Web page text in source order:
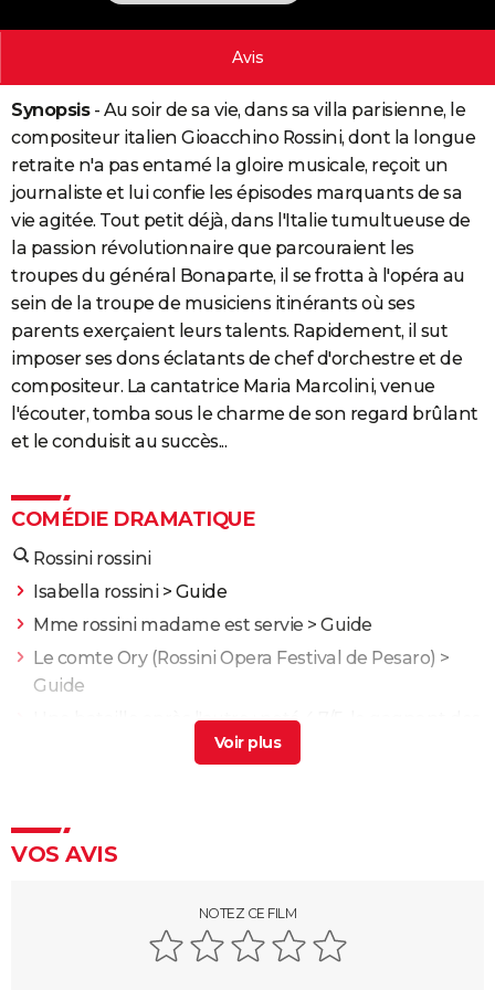
PHOTO
BONS PLANS
CARTE DE VOEUX
Carte de Noël
Carte Bonne année
Carte Saint-Valentin
Carte Pâques
Carte d'anniversaire
Dictionnaire
Biographies
Citations
Expressions
Proverbes
PROGRAMME TV
COPAINS D'AVANT
S'inscrire
Se connecter
Lycées
Collèges
Primaires
Universités
Entreprises
Service militaire
Avis de recherche
AVIS DE DÉCÈS
FORUM
Bricolage
Lifestyle
Culture
Sport
Auto
Television
Voyage
Cinema
Avis
Synopsis- Au soir de sa vie, dans sa villa parisienne, le
compositeur italien Gioacchino Rossini, dont la longue
retraite n'a pas entamé la gloire musicale, reçoit un
journaliste et lui confie les épisodes marquants de sa
vie agitée. Tout petit déjà, dans l'Italie tumultueuse de
la passion révolutionnaire que parcouraient les
troupes du général Bonaparte, il se frotta à l'opéra au
sein de la troupe de musiciens itinérants où ses
parents exerçaient leurs talents. Rapidement, il sut
imposer ses dons éclatants de chef d'orchestre et de
compositeur. La cantatrice Maria Marcolini, venue
l'écouter, tomba sous le charme de son regard brûlant
et le conduisit au succès...
COMÉDIE DRAMATIQUE
Rossini rossini
Isabella rossini> Guide
Mme rossini madame est servie > Guide
Le comte Ory (Rossini Opera Festival de Pesaro) >
Guide
Une bataille après l'autre : noté 4,7/5, le gagnant des
Oscars était "le film plus fou de l'année" selon les
partie 2 au cinéma ?
Second tour : date de sortie, bande-annonce,
Asteroid City : critiques, séances, streaming, bande-
annonce, casting, avis...
VOS AVIS
NOTEZ CE FILM